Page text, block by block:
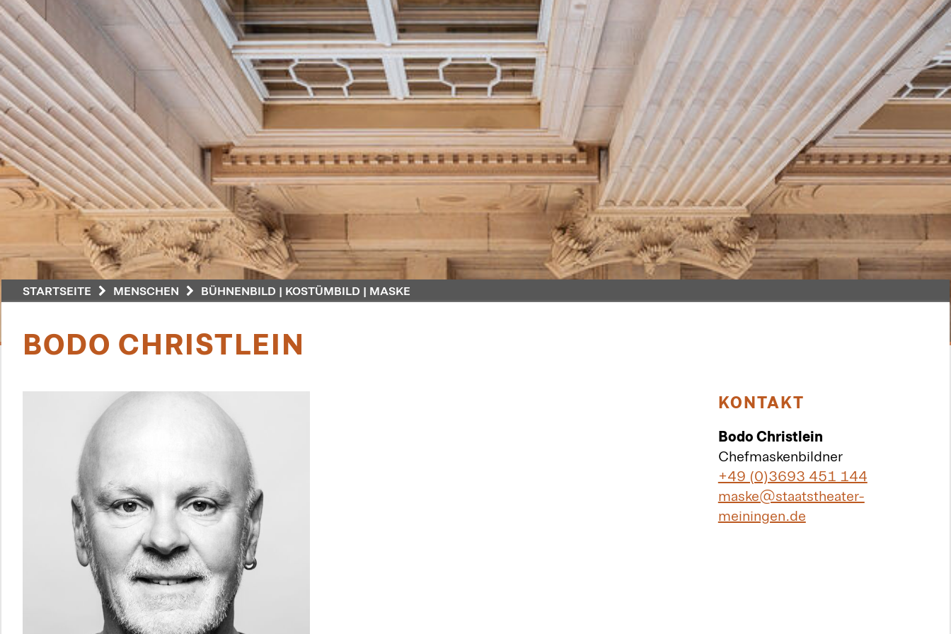
STARTSEITE MENSCHEN BÜHNENBILD | KOSTÜMBILD | MASKE
BODO CHRISTLEIN
KONTAKT
Bodo Christlein
Chefmaskenbildner
+49 (0)3693 451 144
maske@staatstheater-
meiningen.de